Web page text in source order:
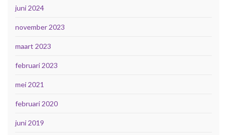
juni 2024
november 2023
maart 2023
februari 2023
mei 2021
februari 2020
juni 2019